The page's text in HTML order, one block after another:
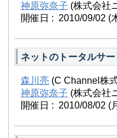
神原弥奈子 (株式会社
開催日 : 2010/09/02 (
ネットのトータルサ
森川亮 (C Channel株
神原弥奈子 (株式会社
開催日 : 2010/08/02 (